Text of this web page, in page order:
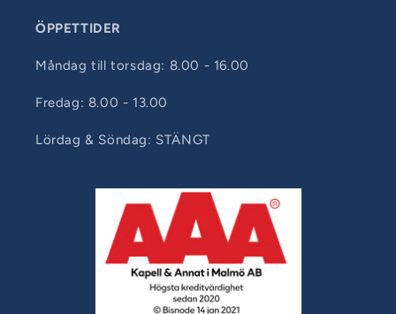
ÖPPETTIDER
Måndag till torsdag: 8.00 - 16.00
Fredag: 8.00 - 13.00
Lördag & Söndag: STÄNGT